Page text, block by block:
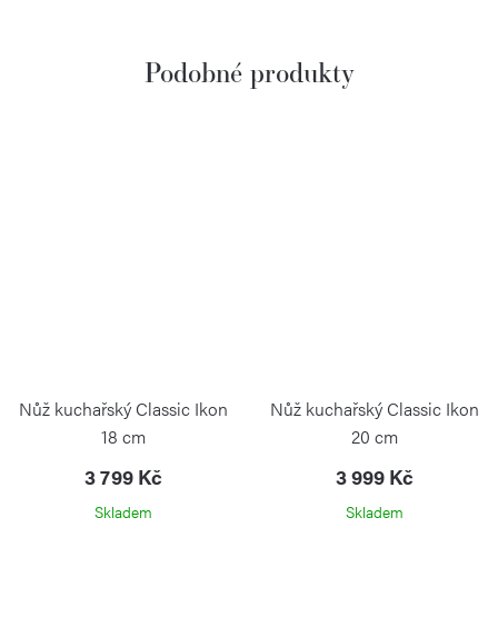
Nůž kuchařský Classic Ikon
18 cm
3 799 Kč
Skladem
Nůž kuchařský Classic Ikon
20 cm
3 999 Kč
Skladem